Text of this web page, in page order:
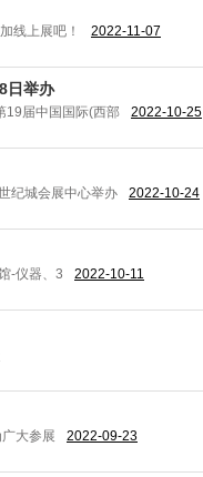
线上展吧！ 2022-11-07
日举办
19届中国国际(西部 2022-10-25
纪城会展中心举办 2022-10-24
-仪器、3 2022-10-11
大参展 2022-09-23